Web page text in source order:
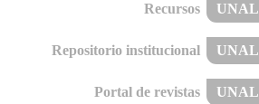
Recursos UNAL
Repositorio institucional UNAL
Portal de revistas UNAL